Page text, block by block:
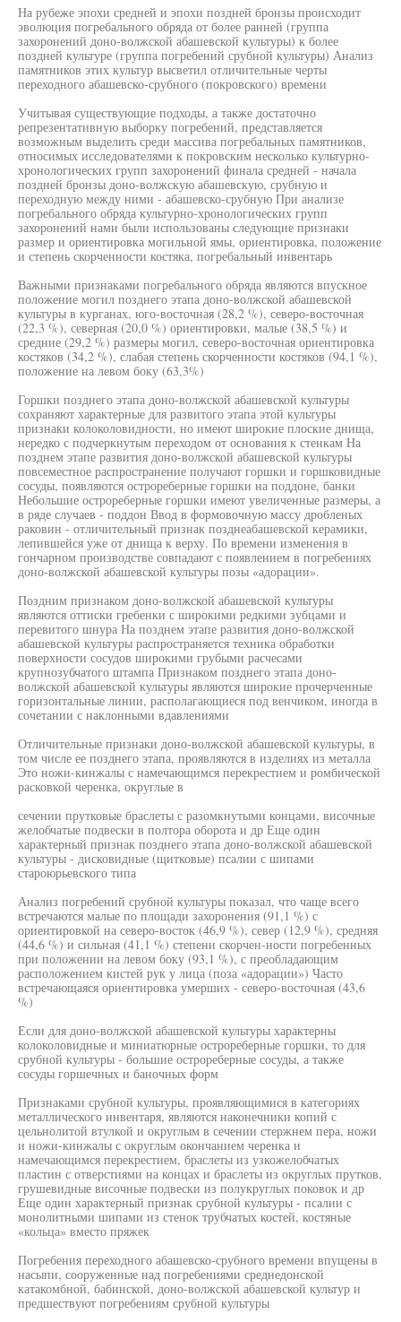
На рубеже эпохи средней и эпохи поздней бронзы происходит
эволюция погребального обряда от более ранней (группа
захоронений доно-волжской абашевской культуры) к более
поздней культуре (группа погребений срубной культуры) Анализ
памятников этих культур высветил отличительные черты
переходного абашевско-срубного (покровского) времени
Учитывая существующие подходы, а также достаточно
репрезентативную выборку погребений, представляется
возможным выделить среди массива погребальных памятников,
относимых исследователями к покровским несколько культурно-
хронологических групп захоронений финала средней - начала
поздней бронзы доно-волжскую абашевскую, срубную и
переходную между ними - абашевско-срубную При анализе
погребального обряда культурно-хронологических групп
захоронений нами были использованы следующие признаки
размер и ориентировка могильной ямы, ориентировка, положение
и степень скорченности костяка, погребальный инвентарь
Важными признаками погребального обряда являются впускное
положение могил позднего этапа доно-волжской абашевской
культуры в курганах, юго-восточная (28,2 %), северо-восточная
(22,3 %), северная (20,0 %) ориентировки, малые (38,5 %) и
средние (29,2 %) размеры могил, северо-восточная ориентировка
костяков (34,2 %), слабая степень скорченности костяков (94,1 %),
положение на левом боку (63,3%)
Горшки позднего этапа доно-волжской абашевской культуры
сохраняют характерные для развитого этапа этой культуры
признаки колоколовидности, но имеют широкие плоские днища,
нередко с подчеркнутым переходом от основания к стенкам На
позднем этапе развития доно-волжской абашевской культуры
повсеместное распространение получают горшки и горшковидные
сосуды, появляются острореберные горшки на поддоне, банки
Небольшие острореберные горшки имеют увеличенные размеры, а
в ряде случаев - поддон Ввод в формовочную массу дробленых
раковин - отличительный признак позднеабашевской керамики,
лепившейся уже от днища к верху. По времени изменения в
гончарном производстве совпадают с появлением в погребениях
доно-волжской абашевской культуры позы «адорации».
Поздним признаком доно-волжской абашевской культуры
являются оттиски гребенки с широкими редкими зубцами и
перевитого шнура На позднем этапе развития доно-волжской
абашевской культуры распространяется техника обработки
поверхности сосудов широкими грубыми расчесами
крупнозубчатого штампа Признаком позднего этапа доно-
волжской абашевской культуры являются широкие прочерченные
горизонтальные линии, располагающиеся под венчиком, иногда в
сочетании с наклонными вдавлениями
Отличительные признаки доно-волжской абашевской культуры, в
том числе ее позднего этапа, проявляются в изделиях из металла
Это ножи-кинжалы с намечающимся перекрестием и ромбической
расковкой черенка, округлые в
сечении прутковые браслеты с разомкнутыми концами, височные
желобчатые подвески в полтора оборота и др Еще один
характерный признак позднего этапа доно-волжской абашевской
культуры - дисковидные (щитковые) псалии с шипами
староюрьевского типа
Анализ погребений срубной культуры показал, что чаще всего
встречаются малые по площади захоронения (91,1 %) с
ориентировкой на северо-восток (46,9 %), север (12,9 %), средняя
(44,6 %) и сильная (41,1 %) степени скорчен-ности погребенных
при положении на левом боку (93,1 %), с преобладающим
расположением кистей рук у лица (поза «адорации») Часто
встречающаяся ориентировка умерших - северо-восточная (43,6
%)
Если для доно-волжской абашевской культуры характерны
колоколовидные и миниатюрные острореберные горшки, то для
срубной культуры - большие острореберные сосуды, а также
сосуды горшечных и баночных форм
Признаками срубной культуры, проявляющимися в категориях
металлического инвентаря, являются наконечники копий с
цельнолитой втулкой и округлым в сечении стержнем пера, ножи
и ножи-кинжалы с округлым окончанием черенка и
намечающимся перекрестием, браслеты из узкожелобчатых
пластин с отверстиями на концах и браслеты из округлых прутков,
грушевидные височные подвески из полукруглых поковок и др
Еще один характерный признак срубной культуры - псалии с
монолитными шипами из стенок трубчатых костей, костяные
«кольца» вместо пряжек
Погребения переходного абашевско-срубного времени впущены в
насыпи, сооруженные над погребениями среднедонской
катакомбной, бабинской, доно-волжской абашевской культур и
предшествуют погребениям срубной культуры